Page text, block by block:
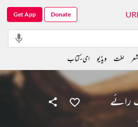
رائے
Get App Donate
شعر لغت ویڈیو ای-کتاب